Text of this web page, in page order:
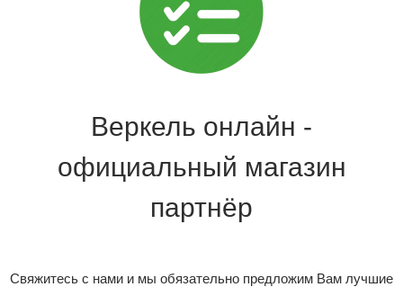
Веркель онлайн -
официальный магазин
партнёр
Свяжитесь с нами и мы обязательно предложим Вам лучшие